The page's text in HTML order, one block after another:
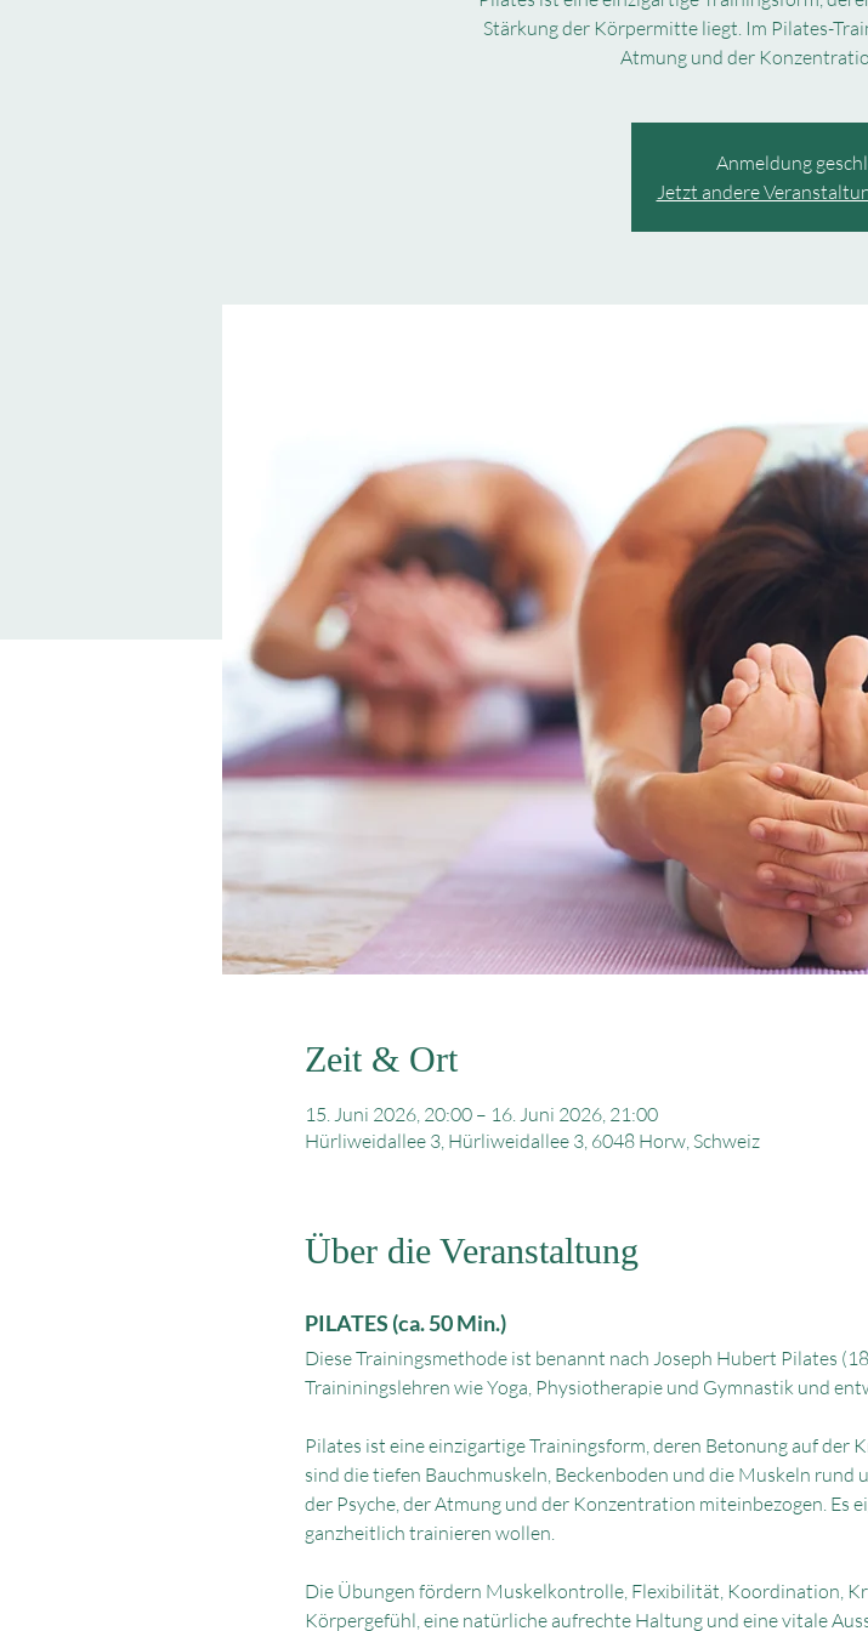
Stärkung der Körpermitte liegt. Im Pilates-
Atmung und der
Anmeldung
Jetzt andere
Zeit & Ort
15. Juni 2026, 20:00 – 16. Juni 2026, 21:00
Hürliweidallee 3, Hürliweidallee 3, 6048 Horw, Schweiz
Über die Veranstaltung
PILATES (ca. 50 Min.)
Diese Trainingsmethode ist benannt nach Joseph Hubert Pilates
Traininingslehren wie Yoga, Physiotherapie und Gymnastik und
Pilates ist eine einzigartige Trainingsform, deren Betonung auf
sind die tiefen Bauchmuskeln, Beckenboden und die Muskeln
der Psyche, der Atmung und der Konzentration miteinbezogen. Es
ganzheitlich trainieren wollen.
Die Übungen fördern Muskelkontrolle, Flexibilität, Koordination,
Körpergefühl, eine natürliche aufrechte Haltung und eine vitale